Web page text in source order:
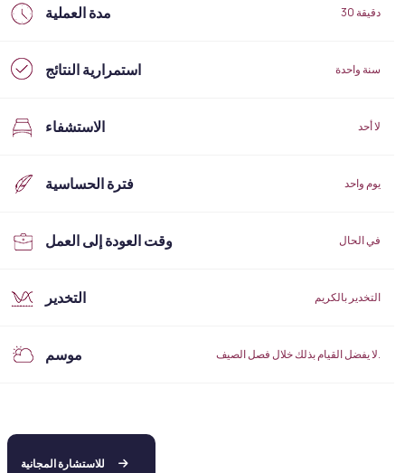
مدة العملية 30 دقيقة
استمرارية النتائج سنة واحدة
الاستشفاء لا أحد
فترة الحساسية يوم واحد
وقت العودة إلى العمل في الحال
التخدير التخدير بالكريم
موسم لا يفضل القيام بذلك خلال فصل الصيف.
للاستشارة المجانية